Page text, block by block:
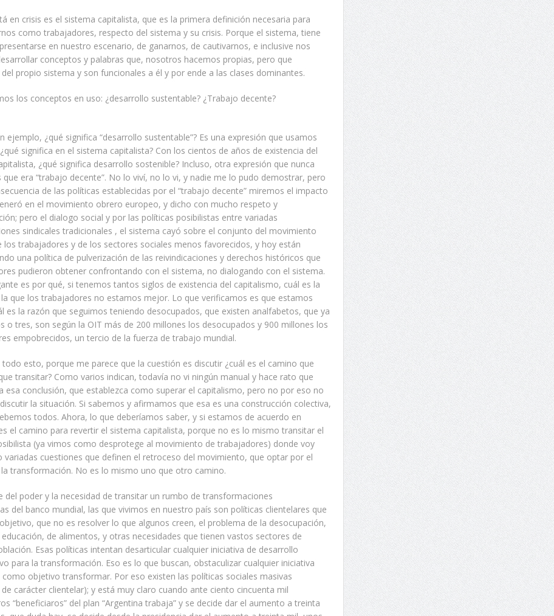
en crisis es el sistema capitalista, que es la primera definición necesaria para
como trabajadores, respecto del sistema y su crisis. Porque el sistema, tiene
en nuestro escenario, de ganarnos, de cautivarnos, e inclusive nos
conceptos y palabras que, nosotros hacemos propias, pero que
propio sistema y son funcionales a él y por ende a las clases dominantes.
los conceptos en uso: ¿desarrollo sustentable? ¿Trabajo decente?
ejemplo, ¿qué significa “desarrollo sustentable”? Es una expresión que usamos
significa en el sistema capitalista? Con los cientos de años de existencia del
¿qué significa desarrollo sostenible? Incluso, otra expresión que nunca
que era “trabajo decente”. No lo viví, no lo vi, y nadie me lo pudo demostrar, pero
de las políticas establecidas por el “trabajo decente” miremos el impacto
en el movimiento obrero europeo, y dicho con mucho respeto y
pero el dialogo social y por las políticas posibilistas entre variadas
sindicales tradicionales , el sistema cayó sobre el conjunto del movimiento
los trabajadores y de los sectores sociales menos favorecidos, y hoy están
una política de pulverización de las reivindicaciones y derechos históricos que
pudieron obtener confrontando con el sistema, no dialogando con el sistema.
es por qué, si tenemos tantos siglos de existencia del capitalismo, cuál es la
que los trabajadores no estamos mejor. Lo que verificamos es que estamos
es la razón que seguimos teniendo desocupados, que existen analfabetos, que ya
o tres, son según la OIT más de 200 millones los desocupados y 900 millones los
empobrecidos, un tercio de la fuerza de trabajo mundial.
esto, porque me parece que la cuestión es discutir ¿cuál es el camino que
transitar? Como varios indican, todavía no vi ningún manual y hace rato que
esa conclusión, que establezca como superar el capitalismo, pero no por eso no
la situación. Si sabemos y afirmamos que esa es una construcción colectiva,
todos. Ahora, lo que deberíamos saber, y si estamos de acuerdo en
el camino para revertir el sistema capitalista, porque no es lo mismo transitar el
(ya vimos como desprotege al movimiento de trabajadores) donde voy
variadas cuestiones que definen el retroceso del movimiento, que optar por el
transformación. No es lo mismo uno que otro camino.
del poder y la necesidad de transitar un rumbo de transformaciones
del banco mundial, las que vivimos en nuestro país son políticas clientelares que
que no es resolver lo que algunos creen, el problema de la desocupación,
de alimentos, y otras necesidades que tienen vastos sectores de
Esas políticas intentan desarticular cualquier iniciativa de desarrollo
para la transformación. Eso es lo que buscan, obstaculizar cualquier iniciativa
como objetivo transformar. Por eso existen las políticas sociales masivas
de carácter clientelar); y está muy claro cuando ante ciento cincuenta mil
“beneficiaros” del plan “Argentina trabaja” y se decide dar el aumento a treinta